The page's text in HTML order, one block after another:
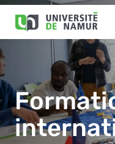
Aller au contenu
Aller
contenu
principal
Image